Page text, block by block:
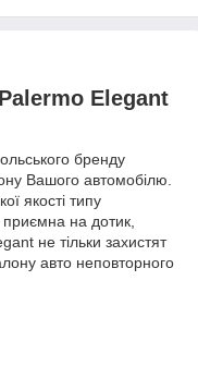
Elegant
бренду
Вашого автомобілю.
якості типу
на дотик,
не тільки захистят
авто неповторного